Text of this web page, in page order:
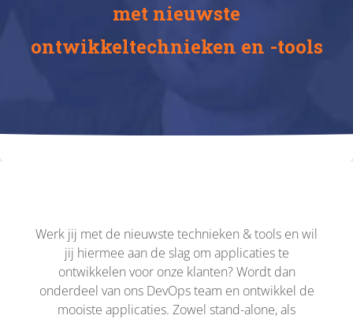
met nieuwste
ontwikkeltechnieken en -tools
Werk jij met de nieuwste technieken & tools en wil
jij hiermee aan de slag om applicaties te
ontwikkelen voor onze klanten? Wordt dan
onderdeel van ons DevOps team en ontwikkel de
mooiste applicaties. Zowel stand-alone, als